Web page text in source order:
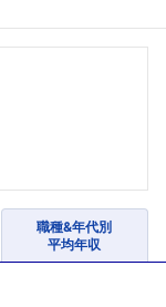
職種&年代別
平均年収